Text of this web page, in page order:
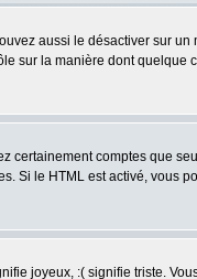
aussi le désactiver sur
sur la manière dont
comptes que
Si le HTML est activé, vous
joyeux, :( signifie triste.